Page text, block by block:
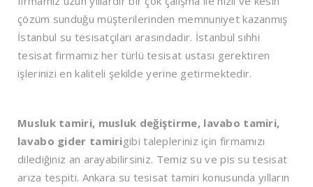
çözüm sunduğu müşterilerinden memnuniyet kazanmış
İstanbul su tesisatçıları arasındadır. İstanbul sıhhi
tesisat firmamız her türlü tesisat ustası gerektiren
işlerinizi en kaliteli şekilde yerine getirmektedir.
Musluk tamiri, musluk değiştirme, lavabo tamiri,
lavabo gider tamirigibi talepleriniz için firmamızı
dilediğiniz an arayabilirsiniz. Temiz su ve pis su tesisat
arıza tespiti. Ankara su tesisat tamiri konusunda yılların